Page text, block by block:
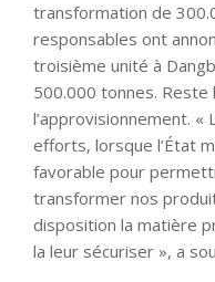
transformation de
responsables ont
troisième unité à
500.000 tonnes. Reste
l’approvisionnement.
efforts, lorsque l’État
favorable pour
transformer nos
disposition la matière
la leur sécuriser », a